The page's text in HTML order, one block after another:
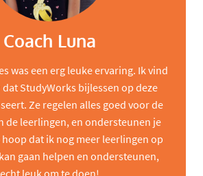
Coach Luna
was een erg leuke ervaring. Ik vind
StudyWorks bijlessen op deze
Ze regelen alles goed voor de
de leerlingen, en ondersteunen je
dat ik nog meer leerlingen op
gaan helpen en ondersteunen,